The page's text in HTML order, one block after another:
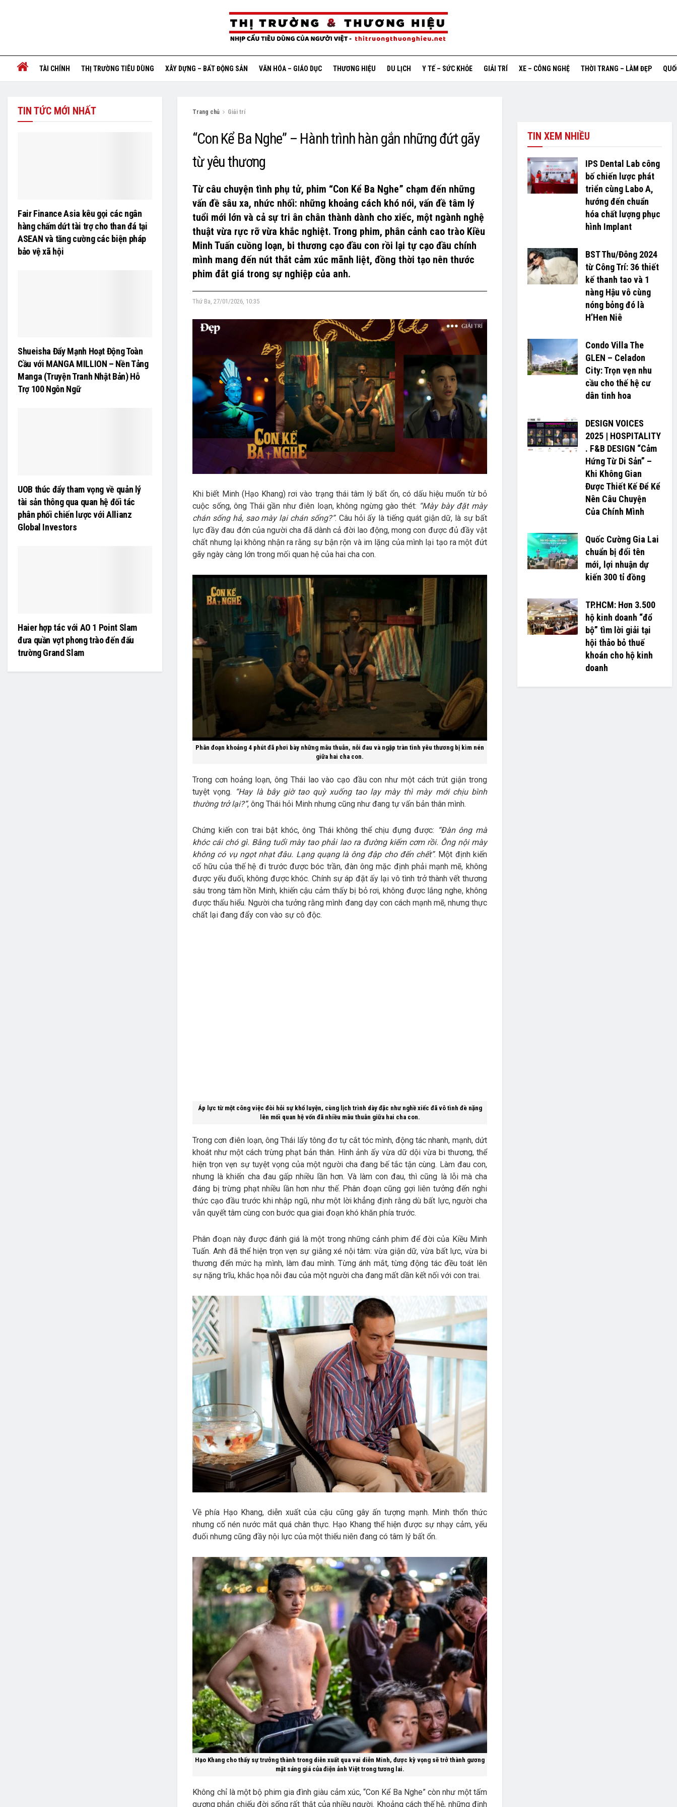
TÀI CHÍNH THỊ TRƯỜNG TIÊU DÙNG XÂY DỰNG – BẤT ĐỘNG SẢN VĂN HÓA – GIÁO DỤC THƯƠNG HIỆU DU LỊCH Y TẾ – SỨC KHỎE GIẢI TRÍ XE – CÔNG NGHỆ THỜI TRANG – LÀM ĐẸP
Trang chủ Giải trí
“Con Kể Ba Nghe” – Hành trình hàn gắn những đứt gãy
từ yêu thương
Từ câu chuyện tình phụ tử, phim “Con Kể Ba Nghe” chạm đến những
vấn đề sâu xa, nhức nhối: những khoảng cách khó nói, vấn đề tâm lý
tuổi mới lớn và cả sự tri ân chân thành dành cho xiếc, một ngành nghệ
thuật vừa rực rỡ vừa khắc nghiệt. Trong phim, phân cảnh cao trào Kiều
Minh Tuấn cuồng loạn, bi thương cạo đầu con rồi lại tự cạo đầu chính
mình mang đến nút thắt cảm xúc mãnh liệt, đồng thời tạo nên thước
phim đắt giá trong sự nghiệp của anh.
Thứ Ba, 27/01/2026, 10:35
Khi biết Minh (Hạo Khang) rơi vào trạng thái tâm lý bất ổn, có dấu hiệu muốn từ bỏ
cuộc sống, ông Thái gần như điên loạn, không ngừng gào thét: “Mày bày đặt mày
chán sống hả, sao mày lại chán sống?”. Câu hỏi ấy là tiếng quát giận dữ, là sự bất
lực đầy đau đớn của người cha đã dành cả đời lao động, mong con được đủ đầy vật
chất nhưng lại không nhận ra rằng sự bận rộn và im lặng của mình lại tạo ra một đứt
gãy ngày càng lớn trong mối quan hệ của hai cha con.
Phân đoạn khoảng 4 phút đã phơi bày những mâu thuẫn, nỗi đau và ngập tràn tình yêu thương bị kìm nén
giữa hai cha con.
Trong cơn hoảng loạn, ông Thái lao vào cạo đầu con như một cách trút giận trong
tuyệt vọng. “Hay là bây giờ tao quỳ xuống tao lạy mày thì mày mới chịu bình
thường trở lại?”, ông Thái hỏi Minh nhưng cũng như đang tự vấn bản thân mình.
Chứng kiến con trai bật khóc, ông Thái không thể chịu đựng được: “Đàn ông mà
khóc cái chó gì. Bằng tuổi mày tao phải lao ra đường kiếm cơm rồi. Ông nội mày
không có vụ ngọt nhạt đâu. Lạng quạng là ông đập cho đến chết”. Một định kiến
cố hữu của thế hệ đi trước được bóc trần, đàn ông mặc định phải mạnh mẽ, không
được yếu đuối, không được khóc. Chính sự áp đặt ấy lại vô tình trở thành vết thương
sâu trong tâm hồn Minh, khiến cậu cảm thấy bị bỏ rơi, không được lắng nghe, không
được thấu hiểu. Người cha tưởng rằng mình đang dạy con cách mạnh mẽ, nhưng thực
chất lại đang đẩy con vào sự cô độc.
Áp lực từ một công việc đòi hỏi sự khổ luyện, cùng lịch trình dày đặc như nghề xiếc đã vô tình đè nặng
lên mối quan hệ vốn đã nhiều mâu thuẫn giữa hai cha con.
Trong cơn điên loạn, ông Thái lấy tông đơ tự cắt tóc mình, động tác nhanh, mạnh, dứt
khoát như một cách trừng phạt bản thân. Hình ảnh ấy vừa dữ dội vừa bi thương, thể
hiện trọn vẹn sự tuyệt vọng của một người cha đang bế tắc tận cùng. Làm đau con,
nhưng là khiến cha đau gấp nhiều lần hơn. Và làm con đau, thì cũng là lỗi mà cha
đáng bị trừng phạt nhiều lần hơn như thế. Phân đoạn cũng gợi liên tưởng đến nghi
thức cạo đầu trước khi nhập ngũ, như một lời khẳng định rằng dù bất lực, người cha
vẫn quyết tâm cùng con bước qua giai đoạn khó khăn phía trước.
Phân đoạn này được đánh giá là một trong những cảnh phim để đời của Kiều Minh
Tuấn. Anh đã thể hiện trọn vẹn sự giằng xé nội tâm: vừa giận dữ, vừa bất lực, vừa bi
thương đến mức hạ mình, làm đau mình. Từng ánh mắt, từng động tác đều toát lên
sự nặng trĩu, khắc họa nỗi đau của một người cha đang mất dần kết nối với con trai.
Về phía Hạo Khang, diễn xuất của cậu cũng gây ấn tượng mạnh. Minh thổn thức
nhưng cố nén nước mắt quá chân thực. Hạo Khang thể hiện được sự nhạy cảm, yếu
đuối nhưng cũng đầy nội lực của một thiếu niên đang có tâm lý bất ổn.
Hạo Khang cho thấy sự trưởng thành trong diễn xuất qua vai diễn Minh, được kỳ vọng sẽ trở thành gương
mặt sáng giá của điện ảnh Việt trong tương lai.
Không chỉ là một bộ phim gia đình giàu cảm xúc, “Con Kể Ba Nghe” còn như một tấm
gương phản chiếu đời sống rất thật của nhiều người. Khoảng cách thế hệ, những định
TIN TỨC MỚI NHẤT
Fair Finance Asia kêu gọi các ngân
hàng chấm dứt tài trợ cho than đá tại
ASEAN và tăng cường các biện pháp
bảo vệ xã hội
Shueisha Đẩy Mạnh Hoạt Động Toàn
Cầu với MANGA MILLION – Nền Tảng
Manga (Truyện Tranh Nhật Bản) Hỗ
Trợ 100 Ngôn Ngữ
UOB thúc đẩy tham vọng về quản lý
tài sản thông qua quan hệ đối tác
phân phối chiến lược với Allianz
Global Investors
Haier hợp tác với AO 1 Point Slam
đưa quần vợt phong trào đến đấu
trường Grand Slam
TIN XEM NHIỀU
IPS Dental Lab công
bố chiến lược phát
triển cùng Labo A,
hướng đến chuẩn
hóa chất lượng phục
hình Implant
BST Thu/Đông 2024
từ Công Trí: 36 thiết
kế thanh tao và 1
nàng Hậu vô cùng
nóng bỏng đó là
H’H­­­­en Niê
Condo Villa The
GLEN – Celadon
City: Trọn vẹn nhu
cầu cho thế hệ cư
dân tinh hoa
DESIGN VOICES
2025 | HOSPITALITY
. F&B DESIGN “Cảm
Hứng Từ Di Sản” –
Khi Không Gian
Được Thiết Kế Để Kể
Nên Câu Chuyện
Của Chính Mình
Quốc Cường Gia Lai
chuẩn bị đổi tên
mới, lợi nhuận dự
kiến 300 tỉ đồng
TP.HCM: Hơn 3.500
hộ kinh doanh “đổ
bộ” tìm lời giải tại
hội thảo bỏ thuế
khoán cho hộ kinh
doanh